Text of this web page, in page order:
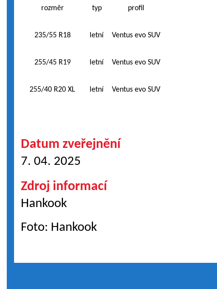
rozměr typ profil
235/55 R18 letní Ventus evo SUV
255/45 R19 letní Ventus evo SUV
255/40 R20 XL letní Ventus evo SUV
Datum zveřejnění
7. 04. 2025
Zdroj informací
Hankook
Foto: Hankook